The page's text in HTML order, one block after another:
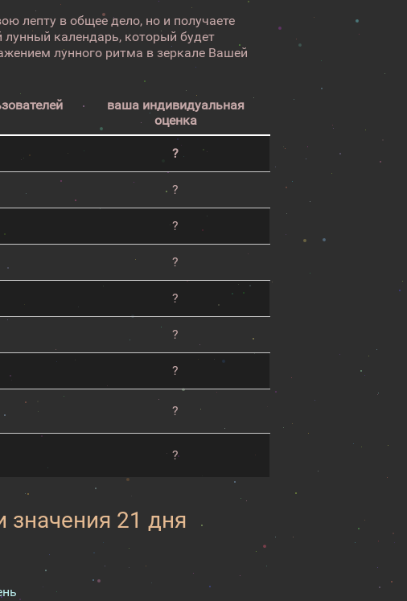
лепту в общее дело, но и получаете
календарь, который будет
лунного ритма в зеркале Вашей
ваша индивидуальная
оценка
?
?
?
?
?
?
?
?
?
значения 21 дня